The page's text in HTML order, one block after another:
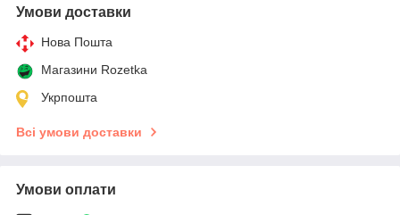
Умови доставки
Нова Пошта
Магазини Rozetka
Укрпошта
Всі умови доставки
Умови оплати